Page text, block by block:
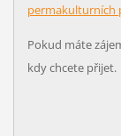
permakulturních
Pokud máte
kdy chcete přijet.